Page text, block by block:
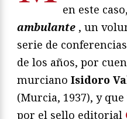
en este
ambulante , un
serie de
de los años, por
murciano Isidoro
(Murcia, 1937), y
por el sello editorial